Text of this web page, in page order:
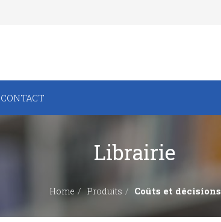
CONTACT
Librairie
Home Produits Coûts et décisions